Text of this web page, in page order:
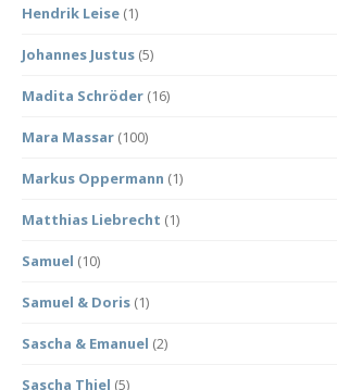
Hendrik Leise (1)
Johannes Justus (5)
Madita Schröder (16)
Mara Massar (100)
Markus Oppermann (1)
Matthias Liebrecht (1)
Samuel (10)
Samuel & Doris (1)
Sascha & Emanuel (2)
Sascha Thiel (5)